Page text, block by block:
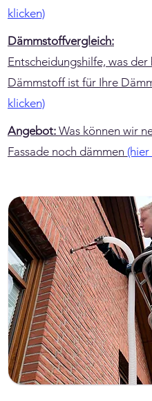
klicken)
Dämmstoffvergleich:
Entscheidungshilfe, was der
Dämmstoff ist für Ihre
klicken)
Angebot: Was können wir
Fassade noch dämmen